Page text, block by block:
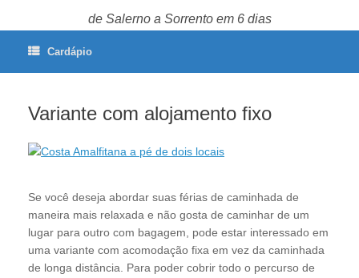
de Salerno a Sorrento em 6 dias
Cardápio
Variante com alojamento fixo
Se você deseja abordar suas férias de caminhada de
maneira mais relaxada e não gosta de caminhar de um
lugar para outro com bagagem, pode estar interessado em
uma variante com acomodação fixa em vez da caminhada
de longa distância. Para poder cobrir todo o percurso de